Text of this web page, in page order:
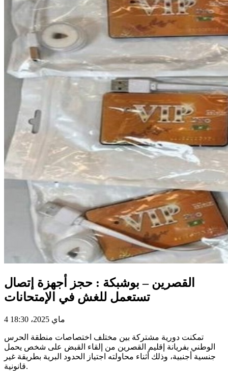
القصرين – بوشبكة : حجز أجهزة إتصال
تستعمل للغش في الإمتحانات
4 ماي 2025، 18:30
تمكنت دورية مشتركة بين مختلف اختصاصات منطقة الحرس
الوطني بفريانة إقليم القصرين من إلقاء القبض على شخص يحمل
جنسية أجنبية، وذلك أثناء محاولته اجتياز الحدود البرية بطريقة غير
قانونية.